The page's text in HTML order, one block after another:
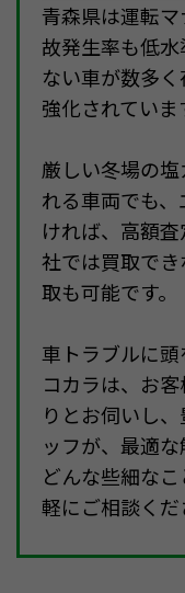
青森県は運転
故発生率も低
ない車が数多
強化されていま
厳しい冬場の
れる車両でも
ければ、高額
社では買取で
取も可能です。
車トラブルに
コカラは、お
りとお伺いし
ッフが、最適な
どんな些細な
軽にご相談くだ